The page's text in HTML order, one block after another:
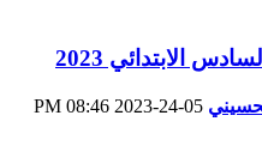
الابتدائي 2023
08:46 PM